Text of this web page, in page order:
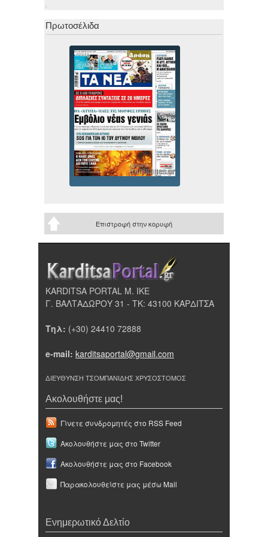
.
Πρωτοσέλιδα
Επιστροφή στην κορυφή
KARDITSA PORTAL Μ. ΙΚΕ
Γ. ΒΑΛΤΑΔΩΡΟΥ 31 - ΤΚ: 43100 ΚΑΡΔΙΤΣΑ
Τηλ: (+30) 24410 72888
e-mail: karditsaportal@gmail.com
ΔΙΕΥΘΥΝΣΗ ΤΣΟΜΠΑΝΙΔΗΣ ΧΡΥΣΟΣΤΟΜΟΣ
Ακολουθήστε μας!
Γίνετε συνδρομητές στο RSS Feed
Ακολουθήστε μας στο Twitter
Ακολουθήστε μας στο Facebook
Παρακολουθείστε μας μέσω Mail
Ενημερωτικό Δελτίο